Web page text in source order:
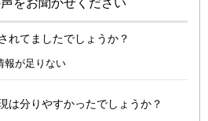
をお聞かせください
れてましたでしょうか？
報が足りない
は分りやすかったでしょうか？